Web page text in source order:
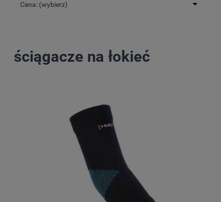
Cena: (wybierz)
ściągacze na łokieć